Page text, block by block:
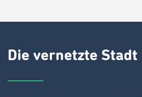
Die vernetzte Stadt